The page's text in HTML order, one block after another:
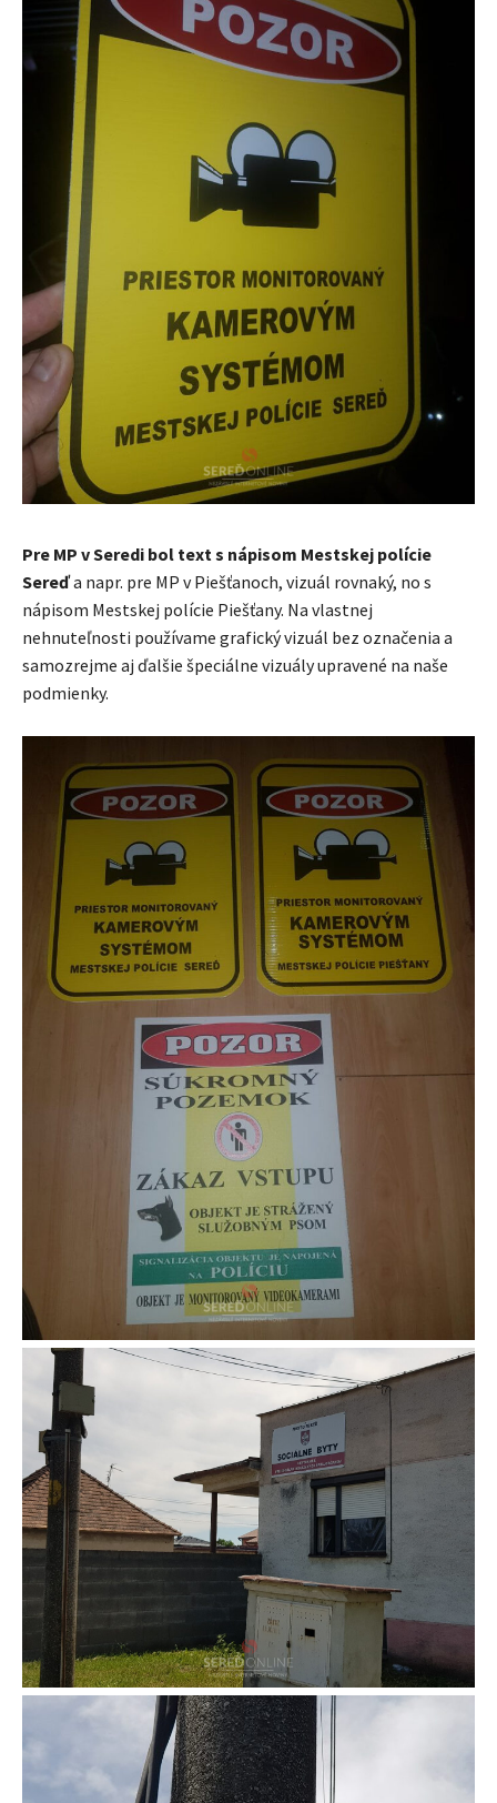
Pre MP v Seredi bol text s nápisom Mestskej polície
Sereďa napr. pre MP v Piešťanoch, vizuál rovnaký, no s
nápisom Mestskej polície Piešťany. Na vlastnej
nehnuteľnosti používame grafický vizuál bez označenia a
samozrejme aj ďalšie špeciálne vizuály upravené na naše
podmienky.